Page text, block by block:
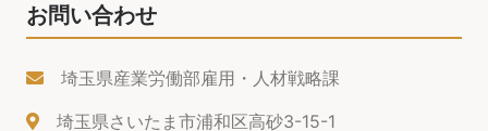
お問い合わせ
埼玉県産業労働部雇用・人材戦略課
埼玉県さいたま市浦和区高砂3-15-1